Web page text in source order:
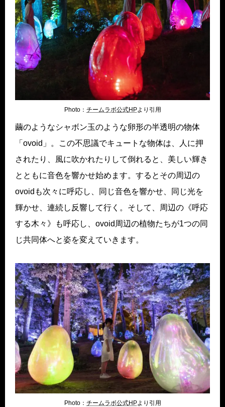
Photo： チームラボ公式HPより引用
繭のようなシャボン玉のような卵形の半透明の物体
「ovoid」。この不思議でキュートな物体は、人に押
されたり、風に吹かれたりして倒れると、美しい輝き
とともに音色を響かせ始めます。するとその周辺の
ovoidも次々に呼応し、同じ音色を響かせ、同じ光を
輝かせ、連続し反響して行く。そして、周辺の《呼応
する木々》も呼応し、ovoid周辺の植物たちが1つの同
じ共同体へと姿を変えていきます。
Photo： チームラボ公式HPより引用